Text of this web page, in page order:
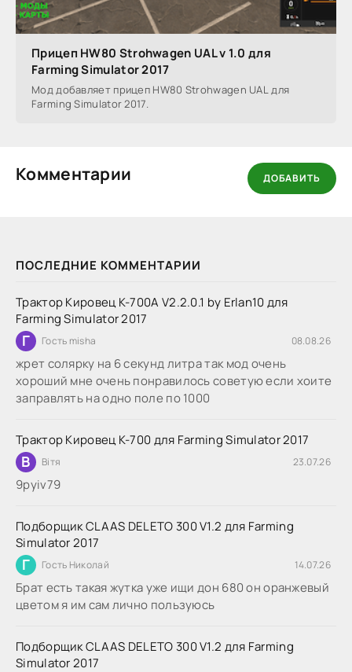
ПОСЛЕДНИЕ КОММЕНТАРИИ
Трактор Кировец К-700А V2.2.0.1 by Erlan10 для
Farming Simulator 2017
Г Гость misha 08.08.26
жрет солярку на 6 секунд литра так мод очень
хороший мне очень понравилось советую если хоите
заправлять на одно поле по 1000
Трактор Кировец К-700 для Farming Simulator 2017
В Вітя 23.07.26
9руіv79
Подборщик CLAAS DELETO 300 V1.2 для Farming
Simulator 2017
Г Гость Николай 14.07.26
Брат есть такая жутка уже ищи дон 680 он оранжевый
цветом я им сам лично пользуюсь
Подборщик CLAAS DELETO 300 V1.2 для Farming
Simulator 2017
Прицеп HW80 Strohwagen UAL v 1.0 для
Farming Simulator 2017
Мод добавляет прицеп HW80 Strohwagen UAL для
Farming Simulator 2017.
Комментарии ДОБАВИТЬ